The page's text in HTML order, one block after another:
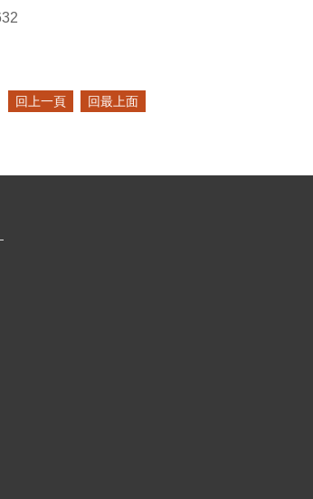
燈怪」宇宙，體驗全
劇團指出，《燈
吸睛是身高8公尺、
四肢、張嘴噴氣、展
出時會打破劇場舞台
以燭光棒營造的燈海
燈怪》人偶劇更結
《瓜瓜歌》，旋律輕
洗腦神曲」。在苗栗
前進行唱《瓜瓜歌》
，鼓勵親子在歌聲中
客語，快樂傳承客家
，還有機會抽中度假
經典流行之夜邀
等，將帶來多組經典
文獻唱《這些日子以
，更跟著旋律哼唱這
的歌曲。 隨後，
中油探採事業部副執
議員許櫻萍、張志
曾美露、林寶珠、鄭
回上一頁 回最上面